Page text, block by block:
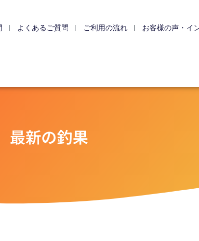
よくあるご質問 ご利用の流れ お客様の声・イ
最新の釣果